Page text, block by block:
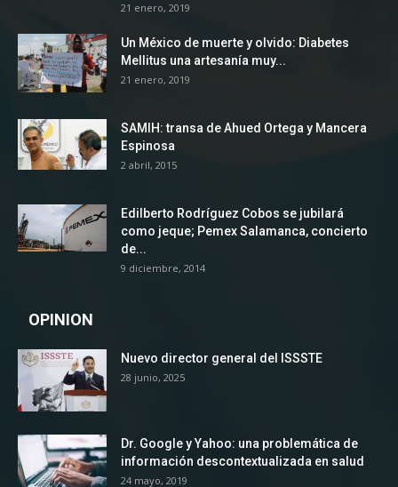
21 enero, 2019
Un México de muerte y olvido: Diabetes
Mellitus una artesanía muy...
21 enero, 2019
SAMIH: transa de Ahued Ortega y Mancera
Espinosa
2 abril, 2015
Edilberto Rodríguez Cobos se jubilará
como jeque; Pemex Salamanca, concierto
de...
9 diciembre, 2014
OPINION
Nuevo director general del ISSSTE
28 junio, 2025
Dr. Google y Yahoo: una problemática de
información descontextualizada en salud
24 mayo, 2019